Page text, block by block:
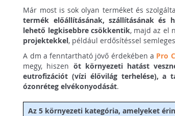
Már most is sok olyan terméket és
termék előállításának, szállításának és
lehető legkisebbre csökkentik, majd az el
projektekkel, például erdősítéssel
A dm a fenntartható jövő érdekében a Pro
megy, hiszen öt környezeti hatást
eutrofizációt (vízi élővilág terhelése), a
ózonréteg elvékonyodását.
Az 5 környezeti kategória, amelyeket